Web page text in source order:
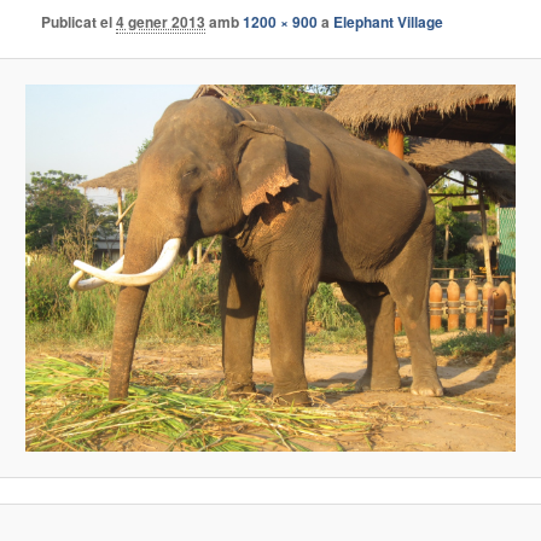
Publicat el4 gener 2013 amb1200 × 900a Elephant Village